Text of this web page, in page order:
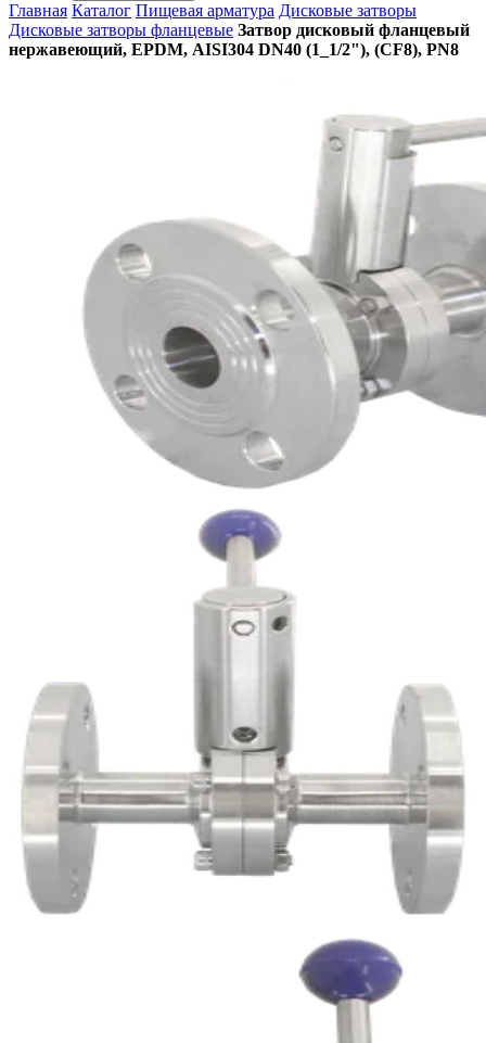
Главная Каталог Пищевая арматура Дисковые затворы
Дисковые затворы фланцевые Затвор дисковый фланцевый
нержавеющий, EPDM, AISI304 DN40 (1_1/2"), (CF8), PN8